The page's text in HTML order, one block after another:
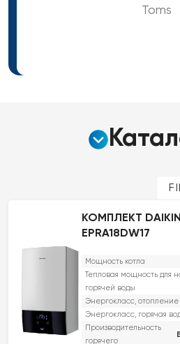
Toms
КОМПЛЕКТ
EPRA18DW17
Мощность котла
Тепловая мощность для
горячей воды
Энергокласс, отопление
Энергокласс, горячая
Производительность
горячего